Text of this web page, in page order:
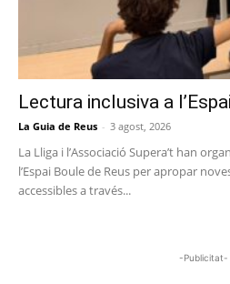
Lectura inclusiva a
La Guia de Reus - 3 agost, 2026
La Lliga i l’Associació Supera’t han
l’Espai Boule de Reus per apropar
accessibles a través...
-Publicitat-